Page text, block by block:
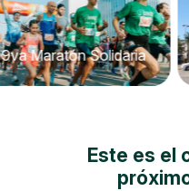
Solidaria
Este es el